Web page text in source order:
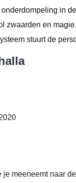
in
zwaarden en magie.
stuurt de
meeneemt naar